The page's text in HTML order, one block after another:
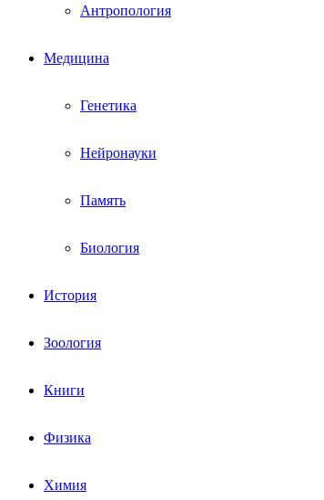
Антропология
Медицина
Генетика
Нейронауки
Память
Биология
История
Зоология
Книги
Физика
Химия